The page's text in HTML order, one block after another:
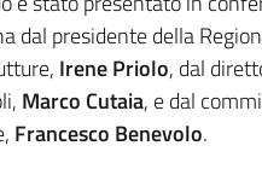
dal presidente della
Irene Priolo, dal
Marco Cutaia, e dal
Francesco Benevolo.